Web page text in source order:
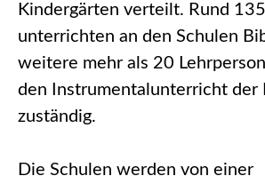
Kindergärten verteilt. Rund
unterrichten an den Schulen
weitere mehr als 20
den Instrumentalunterricht der
zuständig.
Die Schulen werden von einer